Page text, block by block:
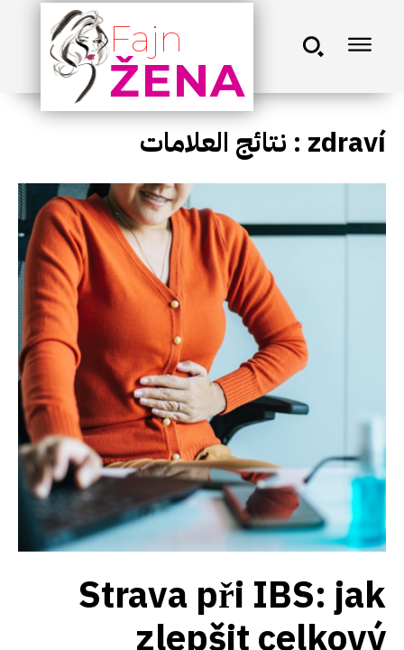
Fajn
ŽENA
نتائج العلامات : zdraví
Strava při IBS: jak
zlepšit celkový